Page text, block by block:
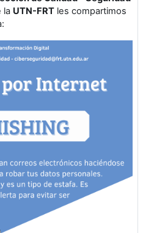
la UTN-FRT les compartimos